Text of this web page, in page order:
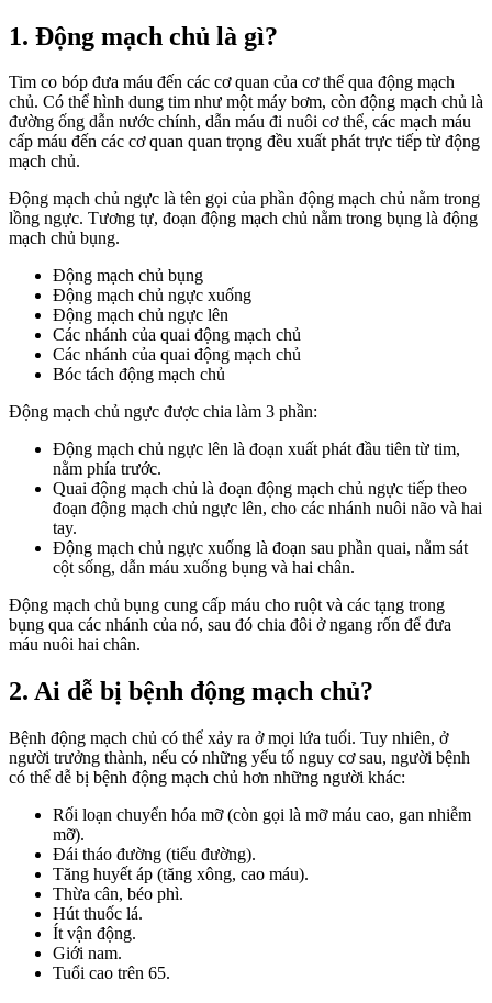
1. Động mạch chủ là gì?
Tim co bóp đưa máu đến các cơ quan của cơ thể qua động mạch
chủ. Có thể hình dung tim như một máy bơm, còn động mạch chủ là
đường ống dẫn nước chính, dẫn máu đi nuôi cơ thể, các mạch máu
cấp máu đến các cơ quan quan trọng đều xuất phát trực tiếp từ động
mạch chủ.
Động mạch chủ ngực là tên gọi của phần động mạch chủ nằm trong
lồng ngực. Tương tự, đoạn động mạch chủ nằm trong bụng là động
mạch chủ bụng.
Động mạch chủ bụng
Động mạch chủ ngực xuống
Động mạch chủ ngực lên
Các nhánh của quai động mạch chủ
Các nhánh của quai động mạch chủ
Bóc tách động mạch chủ
Động mạch chủ ngực được chia làm 3 phần:
Động mạch chủ ngực lên là đoạn xuất phát đầu tiên từ tim,
nằm phía trước.
Quai động mạch chủ là đoạn động mạch chủ ngực tiếp theo
đoạn động mạch chủ ngực lên, cho các nhánh nuôi não và hai
tay.
Động mạch chủ ngực xuống là đoạn sau phần quai, nằm sát
cột sống, dẫn máu xuống bụng và hai chân.
Động mạch chủ bụng cung cấp máu cho ruột và các tạng trong
bụng qua các nhánh của nó, sau đó chia đôi ở ngang rốn để đưa
máu nuôi hai chân.
2. Ai dễ bị bệnh động mạch chủ?
Bệnh động mạch chủ có thể xảy ra ở mọi lứa tuổi. Tuy nhiên, ở
người trưởng thành, nếu có những yếu tố nguy cơ sau, người bệnh
có thể dễ bị bệnh động mạch chủ hơn những người khác:
Rối loạn chuyển hóa mỡ (còn gọi là mỡ máu cao, gan nhiễm
mỡ).
Đái tháo đường (tiểu đường).
Tăng huyết áp (tăng xông, cao máu).
Thừa cân, béo phì.
Hút thuốc lá.
Ít vận động.
Giới nam.
Tuổi cao trên 65.